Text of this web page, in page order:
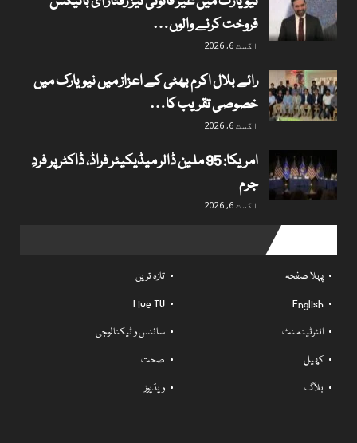
فروخت کرنے والوں…
اگست 6, 2026
رائے بلال اکرم بھٹی کے اعزاز میں نیویارک میں
خصوصی تقریب کا…
اگست 6, 2026
امریکا: 95 ملین ڈالر میڈیکیئر فراڈ، ڈاکٹر پر فردِ
جرم
اگست 6, 2026
پہلا صفحہ
تازہ ترین
English
Live TV
انٹرٹینمنٹ
سائنس و ٹیکنالوجی
کھیل
صحت
بلاگ
ویڈیوز